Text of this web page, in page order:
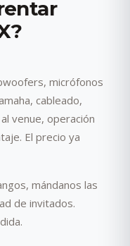
micrófonos
cableado,
venue, operación
El precio ya
mándanos las
de invitados.